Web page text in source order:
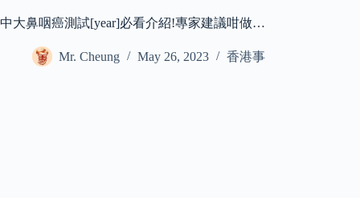
中大鼻咽癌測試[year]必看介紹!專家建議咁做…
Mr. Cheung May 26, 2023 香港事